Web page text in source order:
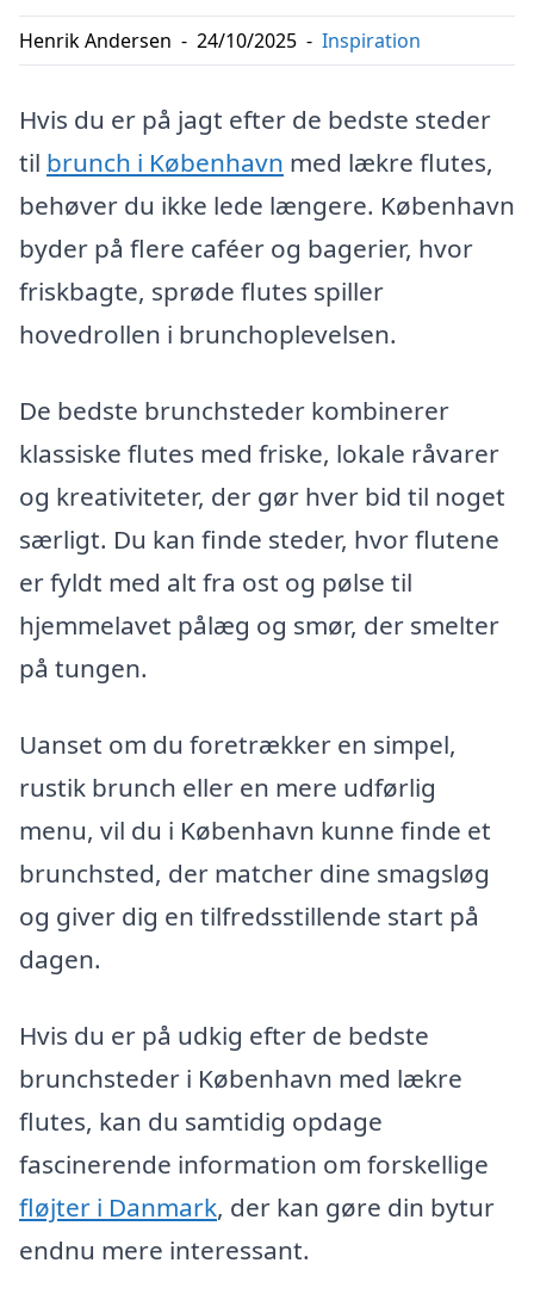
Henrik Andersen - 24/10/2025 - Inspiration
Hvis du er på jagt efter de bedste steder
til brunch i København med lækre flutes,
behøver du ikke lede længere. København
byder på flere caféer og bagerier, hvor
friskbagte, sprøde flutes spiller
hovedrollen i brunchoplevelsen.
De bedste brunchsteder kombinerer
klassiske flutes med friske, lokale råvarer
og kreativiteter, der gør hver bid til noget
særligt. Du kan finde steder, hvor flutene
er fyldt med alt fra ost og pølse til
hjemmelavet pålæg og smør, der smelter
på tungen.
Uanset om du foretrækker en simpel,
rustik brunch eller en mere udførlig
menu, vil du i København kunne finde et
brunchsted, der matcher dine smagsløg
og giver dig en tilfredsstillende start på
dagen.
Hvis du er på udkig efter de bedste
brunchsteder i København med lækre
flutes, kan du samtidig opdage
fascinerende information om forskellige
fløjter i Danmark, der kan gøre din bytur
endnu mere interessant.